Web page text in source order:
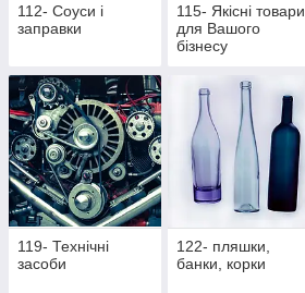
112- Соуси і
заправки
115- Якісні товари
для Вашого
бізнесу
119- Технічні
засоби
122- пляшки,
банки, корки